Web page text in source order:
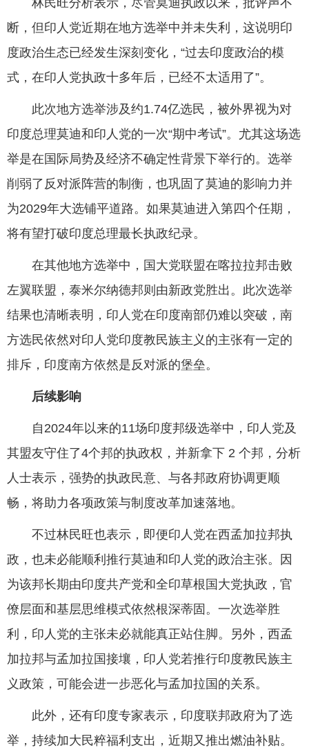
断，但印人党近期在地方选举中并未失利，这说明印
度政治生态已经发生深刻变化，“过去印度政治的模
式，在印人党执政十多年后，已经不太适用了”。
此次地方选举涉及约1.74亿选民，被外界视为对
印度总理莫迪和印人党的一次“期中考试”。尤其这场选
举是在国际局势及经济不确定性背景下举行的。选举
削弱了反对派阵营的制衡，也巩固了莫迪的影响力并
为2029年大选铺平道路。如果莫迪进入第四个任期，
将有望打破印度总理最长执政纪录。
在其他地方选举中，国大党联盟在喀拉拉邦击败
左翼联盟，泰米尔纳德邦则由新政党胜出。此次选举
结果也清晰表明，印人党在印度南部仍难以突破，南
方选民依然对印人党印度教民族主义的主张有一定的
排斥，印度南方依然是反对派的堡垒。
后续影响
自2024年以来的11场印度邦级选举中，印人党及
其盟友守住了4个邦的执政权，并新拿下 2 个邦，分析
人士表示，强势的执政民意、与各邦政府协调更顺
畅，将助力各项政策与制度改革加速落地。
不过林民旺也表示，即便印人党在西孟加拉邦执
政，也未必能顺利推行莫迪和印人党的政治主张。因
为该邦长期由印度共产党和全印草根国大党执政，官
僚层面和基层思维模式依然根深蒂固。一次选举胜
利，印人党的主张未必就能真正站住脚。另外，西孟
加拉邦与孟加拉国接壤，印人党若推行印度教民族主
义政策，可能会进一步恶化与孟加拉国的关系。
此外，还有印度专家表示，印度联邦政府为了选
举，持续加大民粹福利支出，近期又推出燃油补贴。